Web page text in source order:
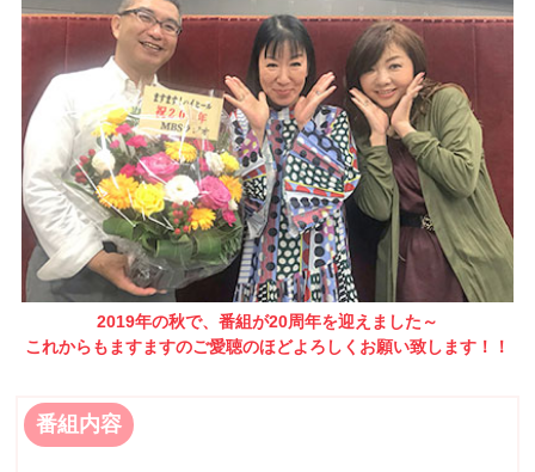
2019年の秋で、番組が20周年を迎えました～
これからもますますのご愛聴のほどよろしくお願い致します！！
番組内容